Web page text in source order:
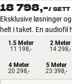
Logg inn
Kundeservice
Bygg med lyd
18 798,-/ SETT
Eksklusive løsninger
helt i taket. En audiofil
1.5 Meter
11 198,-
2 Meter
14 298,-
4 Meter
20 298,-
5 Meter
23 398,-